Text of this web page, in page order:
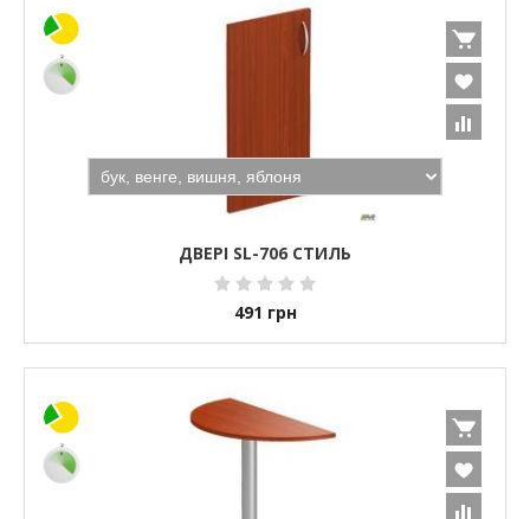
ДВЕРІ SL-706 СТИЛЬ
491 грн